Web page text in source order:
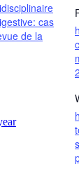
cas
de la